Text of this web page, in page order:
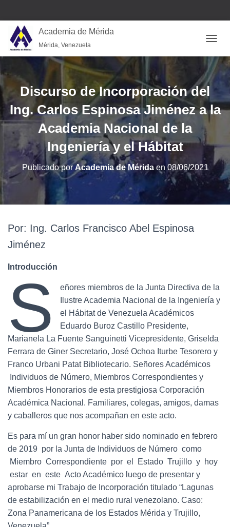
Academia de Mérida
Mérida, Venezuela
Discurso de Incorporación del
Ing. Carlos Espinosa Jiménez a la
Academia Nacional de la
Ingeniería y el Hábitat
Publicado porAcademia de Méridaen 08/06/2021
Por: Ing. Carlos Francisco Abel Espinosa
Jiménez
Introducción
S
eñores miembros de la Junta Directiva de la
Ilustre Academia Nacional de la Ingeniería y
el Hábitat de Venezuela Académicos
Eduardo Buroz Castillo Presidente,
Marianela La Fuente Sanguinetti Vicepresidente, Griselda
Ferrara de Giner Secretario, José Ochoa Iturbe Tesorero y
Franco Urbani Patat Bibliotecario. Señores Académicos
Individuos de Número, Miembros Correspondientes y
Miembros Honorarios de esta prestigiosa Corporación
Académica Nacional. Familiares, colegas, amigos, damas
y caballeros que nos acompañan en este acto.
Es para mí un gran honor haber sido nominado en febrero
de 2019 por la Junta de Individuos de Número como
Miembro Correspondiente por el Estado Trujillo y hoy
estar en este Acto Académico luego de presentar y
aprobarse mi Trabajo de Incorporación titulado “Lagunas
de estabilización en el medio rural venezolano. Caso:
Zona Panamericana de los Estados Mérida y Trujillo,